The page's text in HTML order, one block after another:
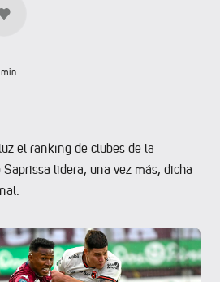
min
el ranking de clubes de la
lidera, una vez más, dicha